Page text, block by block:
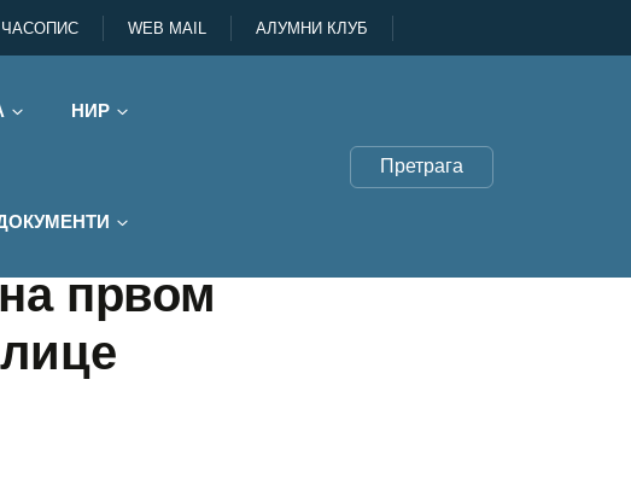
ЧАСОПИС WEB MAIL АЛУМНИ КЛУБ
НИР
Претрага
првом